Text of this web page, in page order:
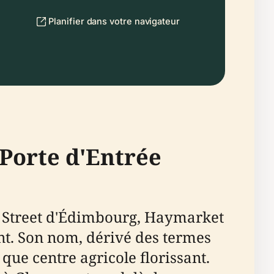
Planifier dans votre navigateur
d'Entrée
d'Édimbourg, Haymarket
Son nom, dérivé des termes
centre agricole florissant.